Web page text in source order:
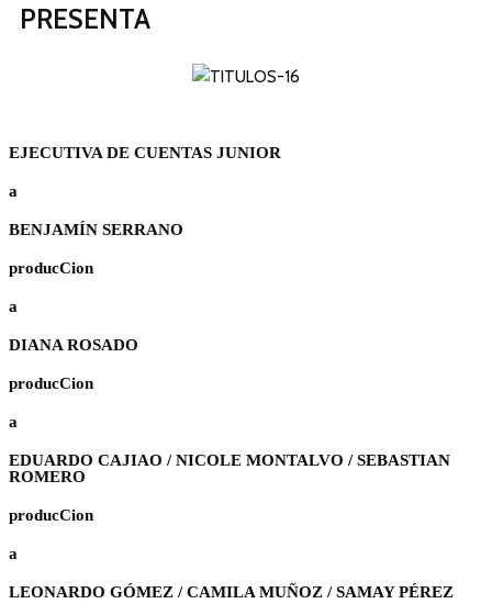
PRESENTA
EJECUTIVA DE CUENTAS JUNIOR
a
BENJAMÍN SERRANO
producCion
a
DIANA ROSADO
producCion
a
EDUARDO CAJIAO / NICOLE MONTALVO / SEBASTIAN
ROMERO
producCion
a
LEONARDO GÓMEZ / CAMILA MUÑOZ / SAMAY PÉREZ